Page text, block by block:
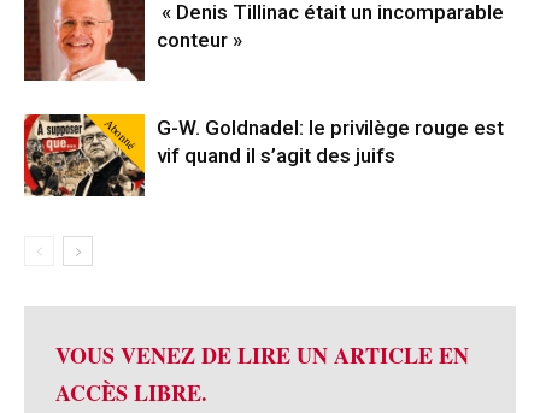
« Denis Tillinac était un incomparable
conteur »
Abonné
G-W. Goldnadel: le privilège rouge est
vif quand il s’agit des juifs
VOUS VENEZ DE LIRE UN ARTICLE EN
ACCÈS LIBRE.